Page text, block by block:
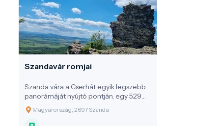
Szandavár romjai
Szanda vára a Cserhát egyik legszebb
panorámáját nyújtó pontján, egy 529
méteres vulkáni eredetű
andezittufakúpon magasodik, festői
környezetben, Szanda község
Magyarország, 2697 Szanda